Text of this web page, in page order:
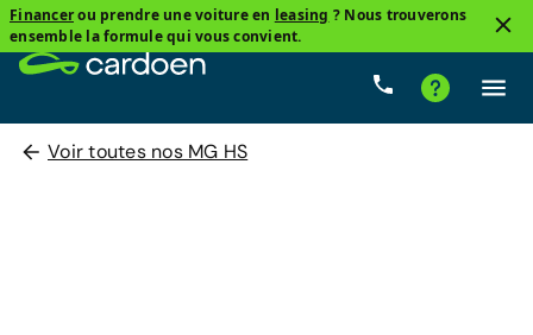
Financerou prendre une voiture en leasing ? Nous trouverons
ensemble la formule qui vous convient.
Voir toutes nos MG HS